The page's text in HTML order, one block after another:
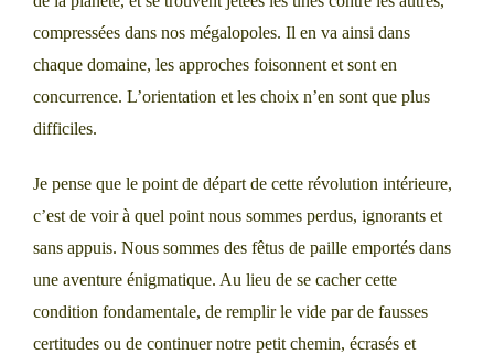
compressées dans nos mégalopoles. Il en va ainsi dans
chaque domaine, les approches foisonnent et sont en
concurrence. L’orientation et les choix n’en sont que plus
difficiles.
Je pense que le point de départ de cette révolution intérieure,
c’est de voir à quel point nous sommes perdus, ignorants et
sans appuis. Nous sommes des fêtus de paille emportés dans
une aventure énigmatique. Au lieu de se cacher cette
condition fondamentale, de remplir le vide par de fausses
certitudes ou de continuer notre petit chemin, écrasés et